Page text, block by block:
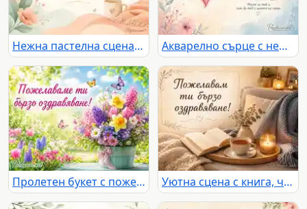
Нежна пастелна сцена с цветя, чаша и послание за бързо оздравяване Акварелно сърце с нежно послание за бързо оздравяване
Пролетен букет с пожелание за бързо оздравяване Уютна сцена с книга, чай, свещ и надпис за бързо оздравяване